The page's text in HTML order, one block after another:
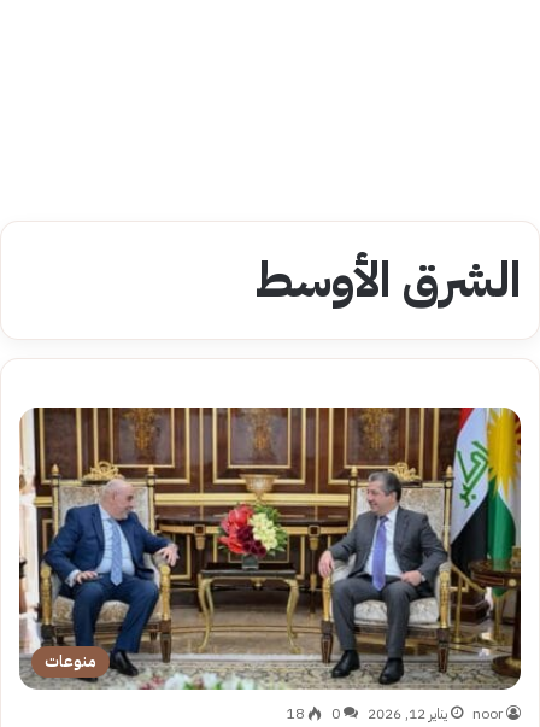
الشرق الأوسط
منوعات
noor يناير 12, 2026 0
18